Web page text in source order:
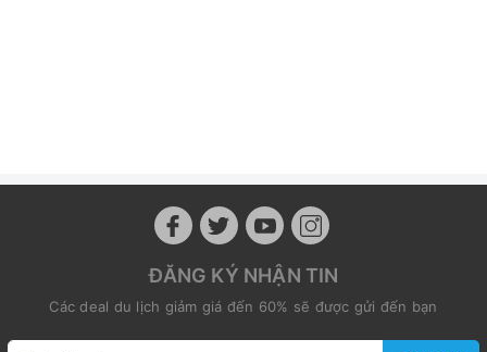
ĐĂNG KÝ NHẬN TIN
Các deal du lịch giảm giá đến 60% sẽ được gửi đến bạn